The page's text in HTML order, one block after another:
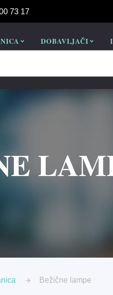
73 17
DOBAVLJAČI
Bežične lampe